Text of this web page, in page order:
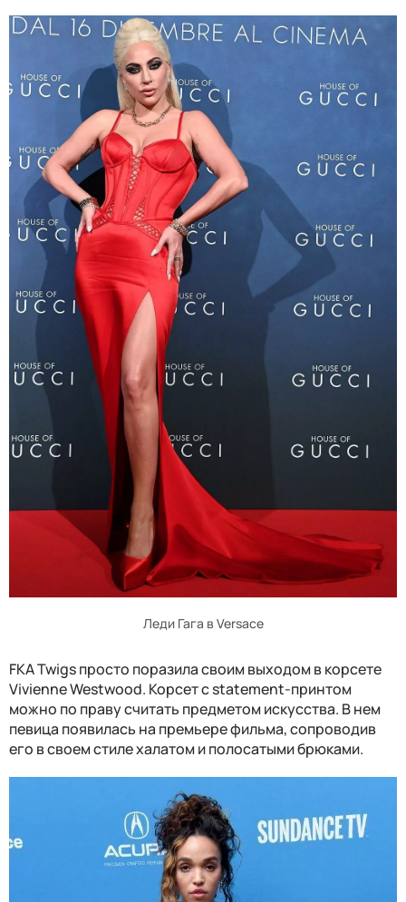
Леди Гага в Versace
FKA Twigs просто поразила своим выходом в корсете
Vivienne Westwood. Корсет с statement-принтом
можно по праву считать предметом искусства. В нем
певица появилась на премьере фильма, сопроводив
его в своем стиле халатом и полосатыми брюками.